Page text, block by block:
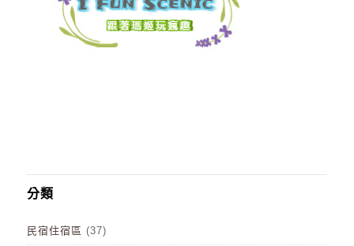
分類
民宿住宿區 (37)